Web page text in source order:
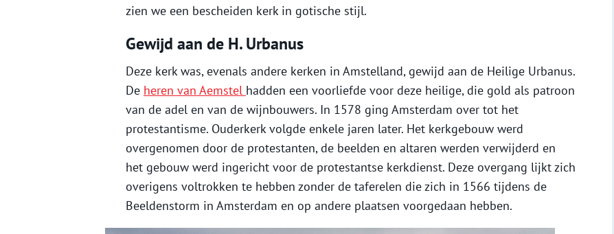
zien we een bescheiden kerk in gotische stijl.
Gewijd aan de H. Urbanus
Deze kerk was, evenals andere kerken in Amstelland, gewijd aan de Heilige Urbanus.
De heren van Aemstel hadden een voorliefde voor deze heilige, die gold als patroon
van de adel en van de wijnbouwers. In 1578 ging Amsterdam over tot het
protestantisme. Ouderkerk volgde enkele jaren later. Het kerkgebouw werd
overgenomen door de protestanten, de beelden en altaren werden verwijderd en
het gebouw werd ingericht voor de protestantse kerkdienst. Deze overgang lijkt zich
overigens voltrokken te hebben zonder de taferelen die zich in 1566 tijdens de
Beeldenstorm in Amsterdam en op andere plaatsen voorgedaan hebben.